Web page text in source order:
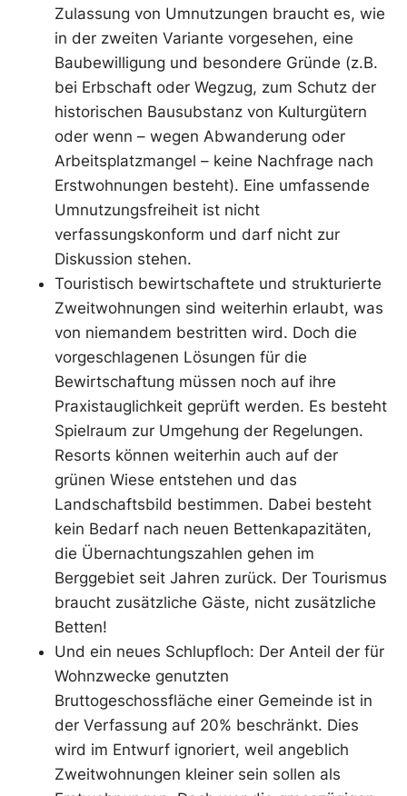
Zulassung von Umnutzungen braucht es, wie
in der zweiten Variante vorgesehen, eine
Baubewilligung und besondere Gründe (z.B.
bei Erbschaft oder Wegzug, zum Schutz der
historischen Bausubstanz von Kulturgütern
oder wenn – wegen Abwanderung oder
Arbeitsplatzmangel – keine Nachfrage nach
Erstwohnungen besteht). Eine umfassende
Umnutzungsfreiheit ist nicht
verfassungskonform und darf nicht zur
Diskussion stehen.
Touristisch bewirtschaftete und strukturierte
Zweitwohnungen sind weiterhin erlaubt, was
von niemandem bestritten wird. Doch die
vorgeschlagenen Lösungen für die
Bewirtschaftung müssen noch auf ihre
Praxistauglichkeit geprüft werden. Es besteht
Spielraum zur Umgehung der Regelungen.
Resorts können weiterhin auch auf der
grünen Wiese entstehen und das
Landschaftsbild bestimmen. Dabei besteht
kein Bedarf nach neuen Bettenkapazitäten,
die Übernachtungszahlen gehen im
Berggebiet seit Jahren zurück. Der Tourismus
braucht zusätzliche Gäste, nicht zusätzliche
Betten!
Und ein neues Schlupfloch: Der Anteil der für
Wohnzwecke genutzten
Bruttogeschossfläche einer Gemeinde ist in
der Verfassung auf 20% beschränkt. Dies
wird im Entwurf ignoriert, weil angeblich
Zweitwohnungen kleiner sein sollen als